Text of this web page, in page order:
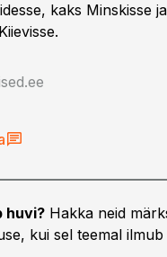
kaks Minskisse
huvi? Hakka neid
kui sel teemal